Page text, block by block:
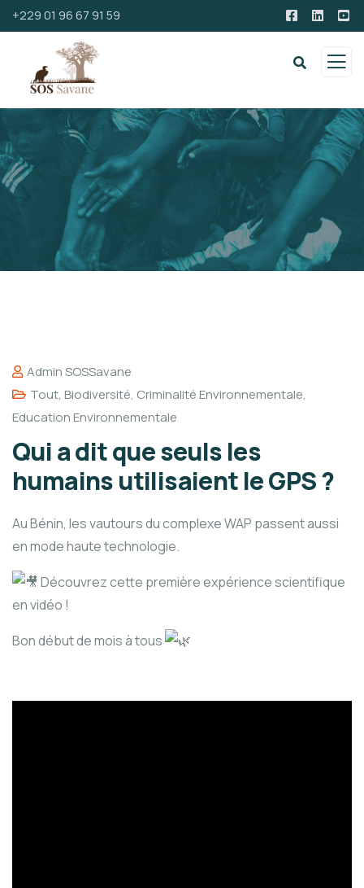
+229 01 96 67 91 59
Admin SOSSavane
Tout, Biodiversité, Criminalité Environnementale,
Education Environnementale
Qui a dit que seuls les
humains utilisaient le GPS ?
Au Bénin, les vautours du complexe WAP passent aussi
en mode haute technologie.
Découvrez cette première expérience scientifique
en vidéo !
Bon début de mois à tous